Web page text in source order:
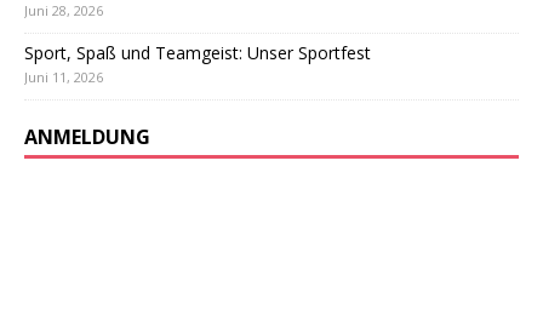
Juni 28, 2026
Sport, Spaß und Teamgeist: Unser Sportfest
Juni 11, 2026
ANMELDUNG